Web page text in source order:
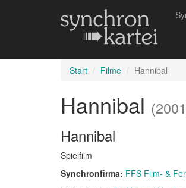
Start Filme Hannibal
Hannibal
Hannibal
Spielfilm
Synchronfirma: FFS Film- &